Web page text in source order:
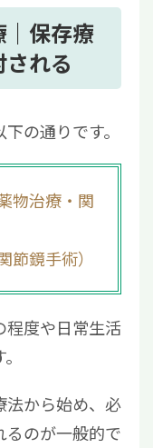
｜保存療
れる
の通りです。
物治療・関
鏡手術）
程度や日常生活
法から始め、必
のが一般的で